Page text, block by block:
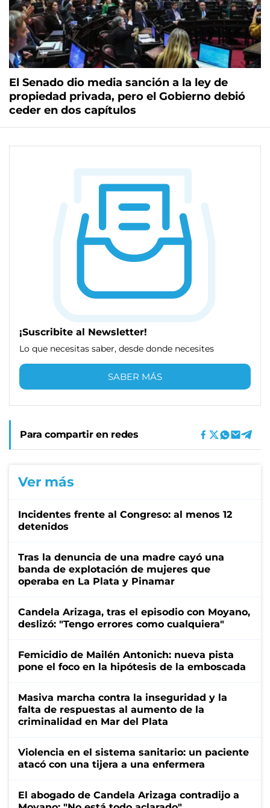
El Senado dio media sanción a la ley de
propiedad privada, pero el Gobierno debió
ceder en dos capítulos
¡Suscribite al Newsletter!
Lo que necesitas saber, desde donde necesites
SABER MÁS
Para compartir en redes
Ver más
Incidentes frente al Congreso: al menos 12
detenidos
Tras la denuncia de una madre cayó una
banda de explotación de mujeres que
operaba en La Plata y Pinamar
Candela Arizaga, tras el episodio con Moyano,
deslizó: "Tengo errores como cualquiera"
Femicidio de Mailén Antonich: nueva pista
pone el foco en la hipótesis de la emboscada
Masiva marcha contra la inseguridad y la
falta de respuestas al aumento de la
criminalidad en Mar del Plata
Violencia en el sistema sanitario: un paciente
atacó con una tijera a una enfermera
El abogado de Candela Arizaga contradijo a